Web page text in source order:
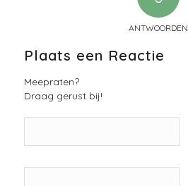
ANTWOORDEN
Plaats een Reactie
Meepraten?
Draag gerust bij!